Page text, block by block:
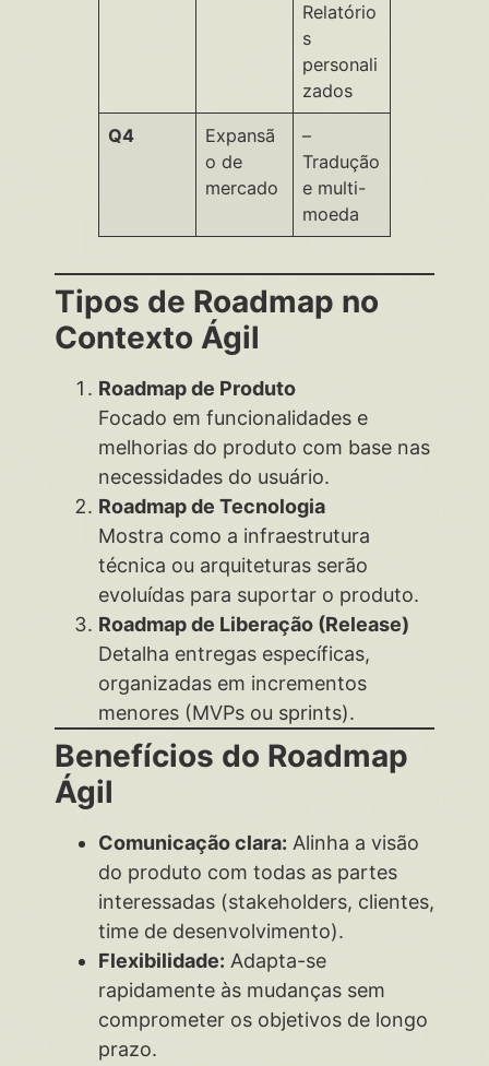
Relatório
s
personali
zados
Q4
Expansã
o de
mercado
–
Tradução
e multi-
moeda
Tipos de Roadmap no
Contexto Ágil
Roadmap de Produto
Focado em funcionalidades e
melhorias do produto com base nas
necessidades do usuário.
Roadmap de Tecnologia
Mostra como a infraestrutura
técnica ou arquiteturas serão
evoluídas para suportar o produto.
Roadmap de Liberação (Release)
Detalha entregas específicas,
organizadas em incrementos
menores (MVPs ou sprints).
Benefícios do Roadmap
Ágil
Comunicação clara: Alinha a visão
do produto com todas as partes
interessadas (stakeholders, clientes,
time de desenvolvimento).
Flexibilidade: Adapta-se
rapidamente às mudanças sem
comprometer os objetivos de longo
prazo.